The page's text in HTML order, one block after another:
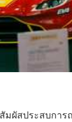
มผัสประสบกา